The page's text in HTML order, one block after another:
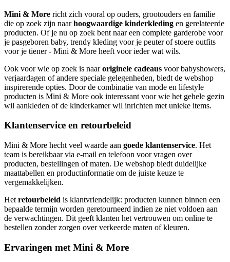
Mini & More richt zich vooral op ouders, grootouders en familie
die op zoek zijn naarhoogwaardige kinderkleding en gerelateerde
producten. Of je nu op zoek bent naar een complete garderobe voor
je pasgeboren baby, trendy kleding voor je peuter of stoere outfits
voor je tiener - Mini & More heeft voor ieder wat wils.
Ook voor wie op zoek is naaroriginele cadeaus voor babyshowers,
verjaardagen of andere speciale gelegenheden, biedt de webshop
inspirerende opties. Door de combinatie van mode en lifestyle
producten is Mini & More ook interessant voor wie het gehele gezin
wil aankleden of de kinderkamer wil inrichten met unieke items.
Klantenservice en retourbeleid
Mini & More hecht veel waarde aan goede klantenservice. Het
team is bereikbaar via e-mail en telefoon voor vragen over
producten, bestellingen of maten. De webshop biedt duidelijke
maattabellen en productinformatie om de juiste keuze te
vergemakkelijken.
Het retourbeleid is klantvriendelijk: producten kunnen binnen een
bepaalde termijn worden geretourneerd indien ze niet voldoen aan
de verwachtingen. Dit geeft klanten het vertrouwen om online te
bestellen zonder zorgen over verkeerde maten of kleuren.
Ervaringen met Mini & More